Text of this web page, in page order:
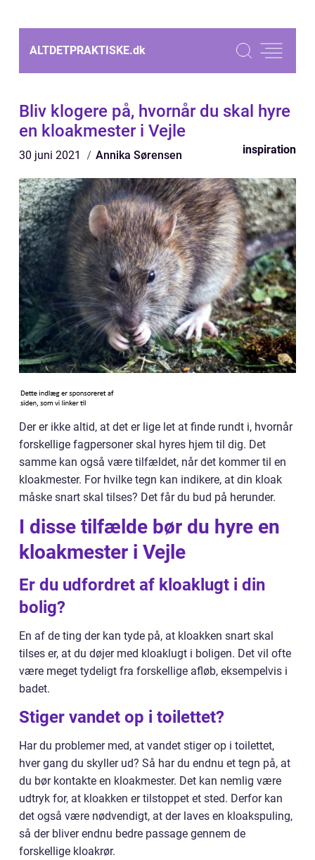
ALTDETPRAKTISKE.dk
Bliv klogere på, hvornår du skal hyre
en kloakmester i Vejle
30 juni 2021 Annika Sørensen inspiration
Der er ikke altid, at det er lige let at finde rundt i, hvornår
forskellige fagpersoner skal hyres hjem til dig. Det
samme kan også være tilfældet, når det kommer til en
kloakmester. For hvilke tegn kan indikere, at din kloak
måske snart skal tilses? Det får du bud på herunder.
I disse tilfælde bør du hyre en
kloakmester i Vejle
Er du udfordret af kloaklugt i din
bolig?
En af de ting der kan tyde på, at kloakken snart skal
tilses er, at du døjer med kloaklugt i boligen. Det vil ofte
være meget tydeligt fra forskellige afløb, eksempelvis i
badet.
Stiger vandet op i toilettet?
Har du problemer med, at vandet stiger op i toilettet,
hver gang du skyller ud? Så har du endnu et tegn på, at
du bør kontakte en kloakmester. Det kan nemlig være
udtryk for, at kloakken er tilstoppet et sted. Derfor kan
det også være nødvendigt, at der laves en kloakspuling,
så der bliver endnu bedre passage gennem de
forskellige kloakrør.